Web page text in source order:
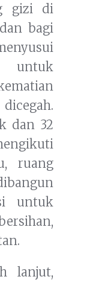
gizi di
bagi
dan 32
ruang
untuk
lanjut,